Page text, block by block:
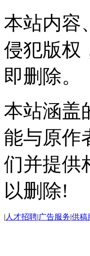
本站内容
侵犯版权
即删除。
本站涵盖
能与原作
们并提供
以删除!
| 人才招聘|广告服务|供稿